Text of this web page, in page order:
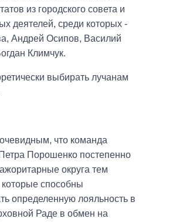
из городского совета и
деятелей, среди которых -
Андрей Осипов, Василий
Климчук.
выбирать лучанам
что команда
Порошенко постепенно
округа тем
способны
определенную лояльность в
Раде в обмен на